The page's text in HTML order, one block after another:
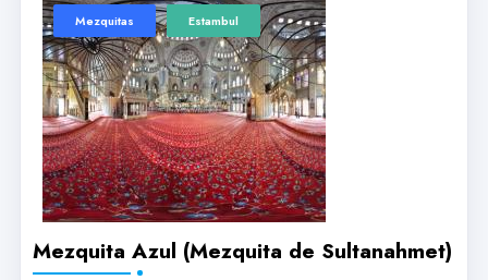
Mezquitas Estambul
Mezquita Azul (Mezquita de Sultanahmet)